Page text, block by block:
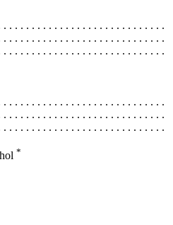
. . . . . . . . . . . . . . . . . . . . . . . . . . . .
. . . . . . . . . . . . . . . . . . . . . . . . . . . .
. . . . . . . . . . . . . . . . . . . . . . . . . . . .
. . . . . . . . . . . . . . . . . . . . . . . . . . . .
. . . . . . . . . . . . . . . . . . . . . . . . . . . .
. . . . . . . . . . . . . . . . . . . . . . . . . . . .
*